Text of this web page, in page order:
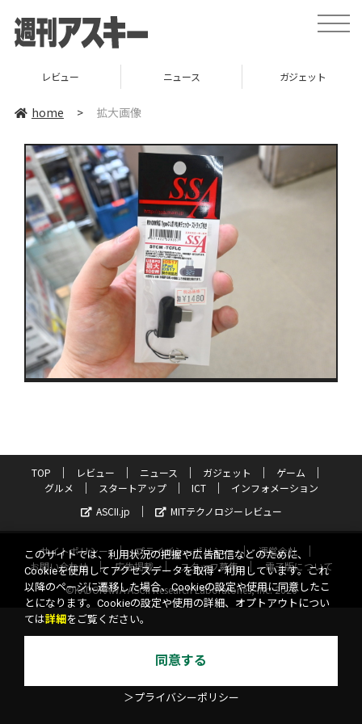
toggle
レビュー ニュース ガジェット
home > 拡大画像
TOP レビュー ニュース ガジェット
ゲーム
グルメ
スタートアップ ICT
インフォメーション
ASCII.jp
MITテクノロジーレビュー
サイトポリシー プライバシーポリシー
運営会社
お問い合わせ
広告掲載 スタッフ募集
電子版について
©KADOKAWA ASCII Research Laboratories, Inc. 2026
このサイトでは、利用状況の把握や広告配信などのために、
Cookieを使用してアクセスデータを取得・利用しています。これ
以降のページに遷移した場合、Cookieの設定や使用に同意したこ
とになります。Cookieの設定や使用の詳細、オプトアウトについ
ては詳細 をご覧ください。
同意する
＞プライバシーポリシー